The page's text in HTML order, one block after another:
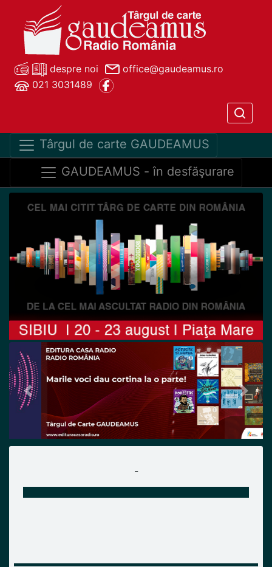
despre noi
office@gaudeamus.ro
021 3031489
Târgul de carte GAUDEAMUS
GAUDEAMUS - în desfăşurare
Previous Next
-